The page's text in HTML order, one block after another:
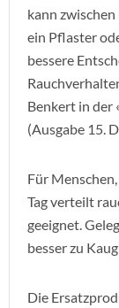
kann
ein Pflaster
bessere
Benkert in der
(Ausgabe 15.
Für
Tag verteilt
geeignet.
besser zu
Die